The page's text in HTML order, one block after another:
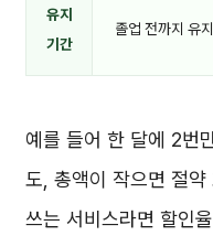
유지
기간
졸업 전까지 유
예를 들어 한 달에 2번
도, 총액이 작으면 절
쓰는 서비스라면 할인